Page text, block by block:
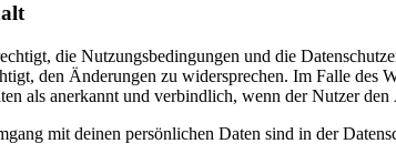
die Nutzungsbedingungen und die
den Änderungen zu widersprechen. Im Falle des
als anerkannt und verbindlich, wenn der Nutzer den
mit deinen persönlichen Daten sind in der